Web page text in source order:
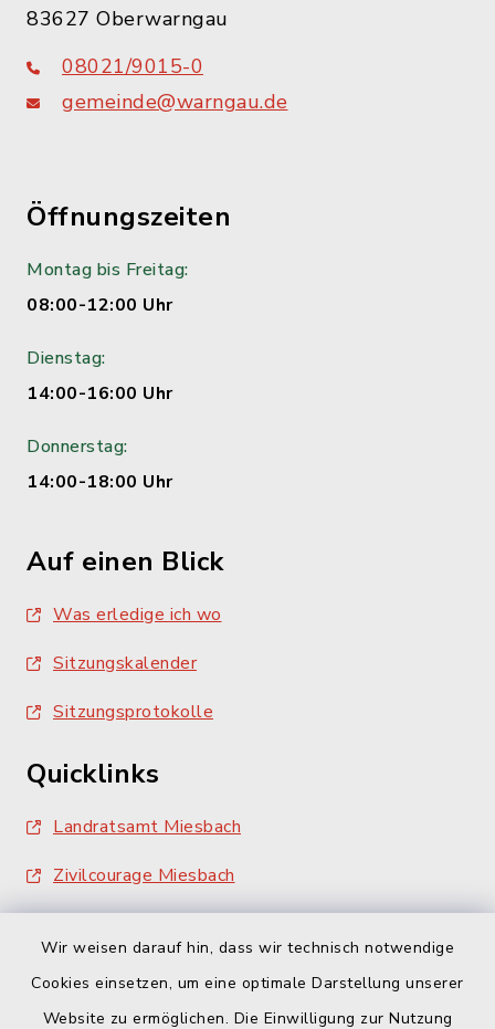
Wir weisen darauf hin, dass wir technisch notwendige
Cookies einsetzen, um eine optimale Darstellung unserer
Website zu ermöglichen. Die Einwilligung zur Nutzung
83627 Oberwarngau
08021/9015-0
gemeinde@warngau.de
Öffnungszeiten
Montag bis Freitag:
08:00-12:00 Uhr
Dienstag:
14:00-16:00 Uhr
Donnerstag:
14:00-18:00 Uhr
Auf einen Blick
Was erledige ich wo
Sitzungskalender
Sitzungsprotokolle
Quicklinks
Landratsamt Miesbach
Zivilcourage Miesbach